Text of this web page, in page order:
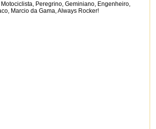
Peregrino, Geminiano, Engenheiro,
Marcio da Gama, Always Rocker!